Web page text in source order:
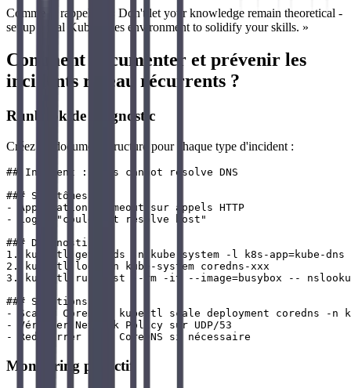
Comme le rappelle : « Don't let your knowledge remain theoretical -
set up a real Kubernetes environment to solidify your skills. »
Comment documenter et prévenir les
incidents réseau récurrents ?
Runbook de diagnostic
Créez un document structuré pour chaque type d'incident :
## Incident : Pods cannot resolve DNS
### Symptômes
- Applications timeout sur appels HTTP
- Logs: "could not resolve host"
### Diagnostic
1. kubectl get pods -n kube-system -l k8s-app=kube-dns
2. kubectl logs -n kube-system coredns-xxx
3. kubectl run test --rm -it --image=busybox --
### Solutions
- Scaler CoreDNS: kubectl scale deployment coredns -n
- Vérifier Network Policy sur UDP/53
Monitoring proactif